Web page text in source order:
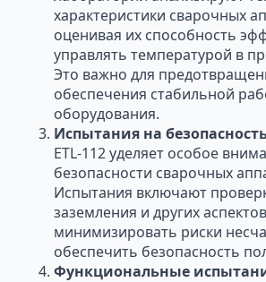
характеристики сварочных
оценивая их способность
управлять температурой в
Это важно для
обеспечения стабильной
оборудования.
Испытания на
ETL-112 уделяет особое
безопасности сварочных
Испытания включают
заземления и других
минимизировать риски
обеспечить безопасность
Функциональные